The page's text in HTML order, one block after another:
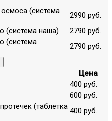
(система
2990 руб.
(система наша)
2790 руб.
(система
2790 руб.
Цена
400 руб.
600 руб.
(таблетка 400 руб.